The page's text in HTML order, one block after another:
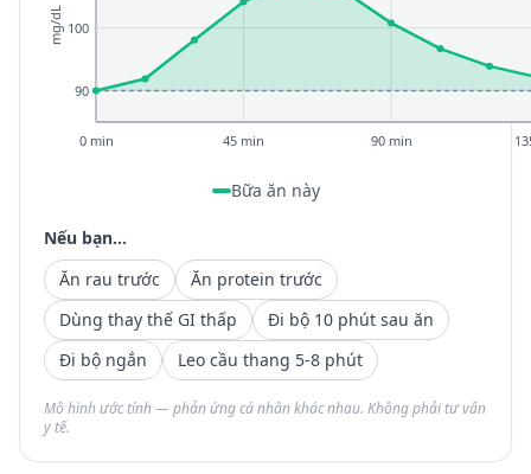
90
100
0 min 45 min 90 min
mg/dL
Bữa ăn này
Nếu bạn...
Ăn rau trước
Ăn protein trước
Dùng thay thế GI thấp
Đi bộ 10 phút sau ăn
Đi bộ ngắn
Leo cầu thang 5-8 phút
Mô hình ước tính — phản ứng cá nhân khác nhau. Không phải tư vấn
y tế.